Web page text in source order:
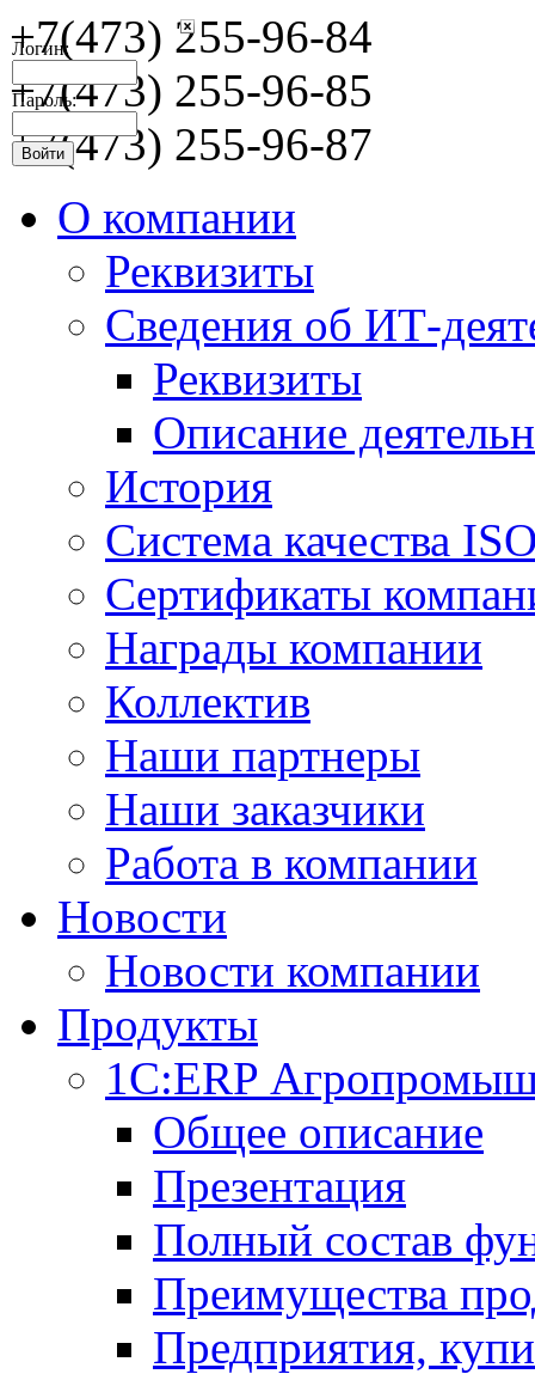
Логин:
Пароль:
+7(473) 255-96-84
+7(473) 255-96-85
+7(473) 255-96-87
О компании
Реквизиты
Сведения об ИТ-
Реквизиты
Описание
История
Система качества
Сертификаты
Награды компании
Коллектив
Наши партнеры
Наши заказчики
Работа в компании
Новости
Новости компании
Продукты
1С:ERP
Общее описание
Презентация
Полный состав
Преимущества
Предприятия,